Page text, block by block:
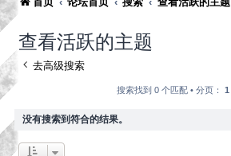
查看活跃的主题
去高级搜索
搜索找到 0 个匹配 • 分页： 1
没有搜索到符合的结果。